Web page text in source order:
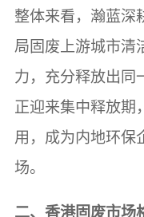
整体来看，瀚蓝深
局固废上游城市清
力，充分释放出同
正迎来集中释放期
用，成为内地环保
场。
二、香港固废市场